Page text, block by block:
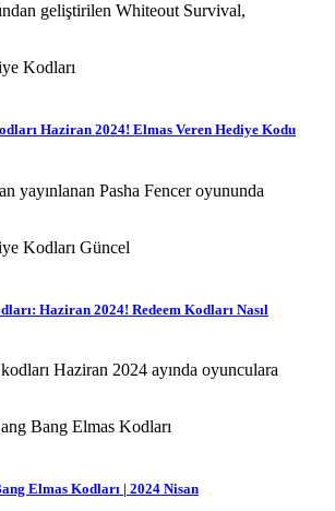
geliştirilen Whiteout Survival,
Haziran 2024! Elmas Veren Hediye Kodu
yayınlanan Pasha Fencer oyununda
Haziran 2024! Redeem Kodları Nasıl
Haziran 2024 ayında oyunculara
Elmas Kodları | 2024 Nisan